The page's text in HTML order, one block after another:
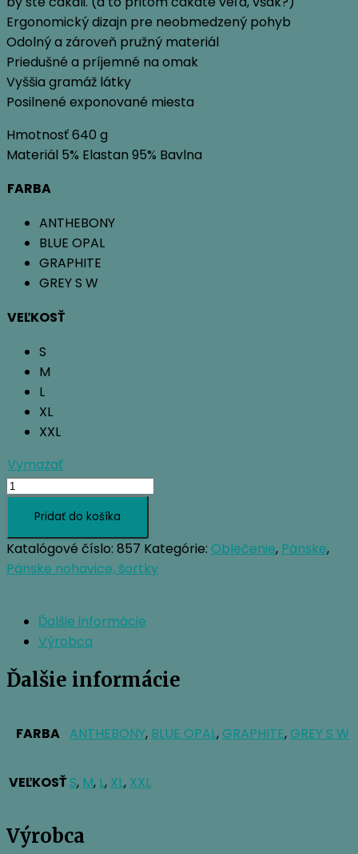
Ergonomický dizajn pre neobmedzený pohyb
Odolný a zároveň pružný materiál
Priedušné a príjemné na omak
Vyššia gramáž látky
Posilnené exponované miesta
Hmotnosť 640 g
Materiál 5% Elastan 95% Bavlna
FARBA
ANTHEBONY
BLUE OPAL
GRAPHITE
GREY S W
VEĽKOSŤ
S
M
L
XL
XXL
Vymazať
množstvo
HONK
PANTS
Pridať do košíka
Katalógové číslo: 857 Kategórie: Oblečenie, Pánske,
Pánske nohavice, šortky
Ďalšie informácie
Výrobca
Ďalšie informácie
FARBA ANTHEBONY, BLUE OPAL,GRAPHITE,GREY S W
VEĽKOSŤ S, M, L, XL, XXL
Výrobca